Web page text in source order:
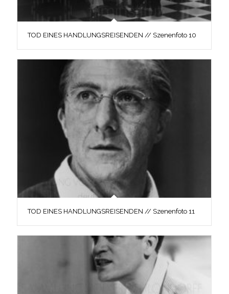
TOD EINES HANDLUNGSREISENDEN // Szenenfoto 10
TOD EINES HANDLUNGSREISENDEN // Szenenfoto 11